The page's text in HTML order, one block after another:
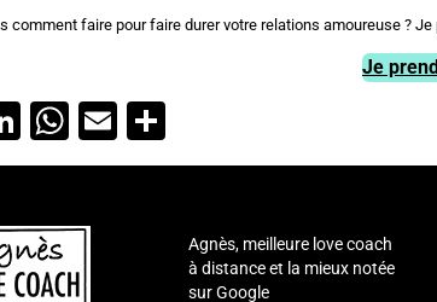
comment faire pour faire durer votre relations amoureuse ? Je
Je
LinkedIn
WhatsApp
Email
Agnès, meilleure love coach
à distance et la mieux notée
sur Google